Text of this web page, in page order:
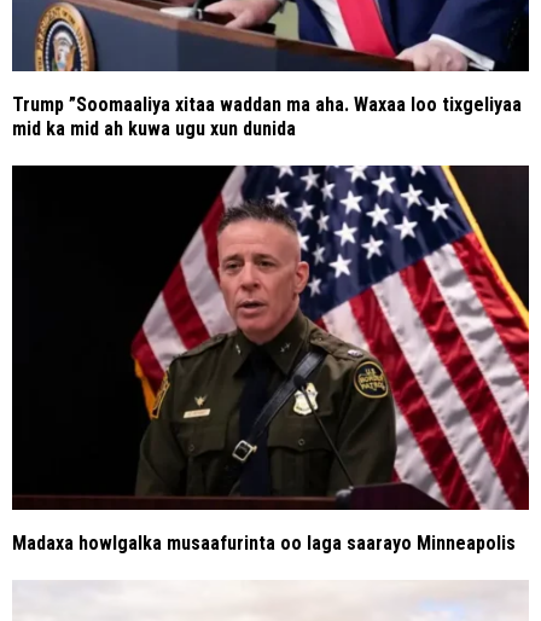
Trump ”Soomaaliya xitaa waddan ma aha. Waxaa loo tixgeliyaa
mid ka mid ah kuwa ugu xun dunida
Madaxa howlgalka musaafurinta oo laga saarayo Minneapolis